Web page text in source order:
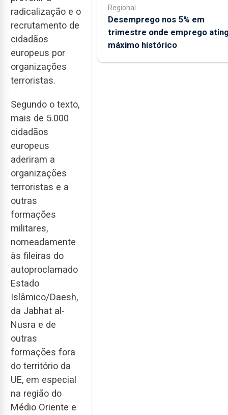
radicalização e o
recrutamento de
cidadãos
europeus por
organizações
terroristas.
Segundo o texto,
mais de 5.000
cidadãos
europeus
aderiram a
organizações
terroristas e a
outras
formações
militares,
nomeadamente
às fileiras do
autoproclamado
Estado
Islâmico/Daesh,
da Jabhat al-
Nusra e de
outras
formações fora
do território da
UE, em especial
na região do
Médio Oriente e
Regional
Desemprego nos 5% em
trimestre onde emprego
máximo histórico